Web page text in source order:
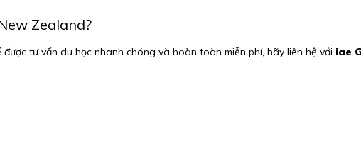
Zealand?
tư vấn du học nhanh chóng và hoàn toàn miễn phí, hãy liên hệ với iae